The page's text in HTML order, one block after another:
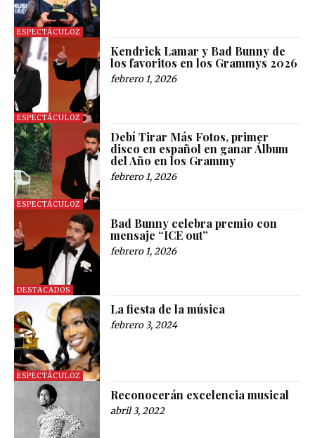
ESPECTÁCULOZ
ESPECTÁCULOZ
Kendrick Lamar y Bad Bunny de
los favoritos en los Grammys 2026
febrero 1, 2026
ESPECTÁCULOZ
Debí Tirar Más Fotos, primer
disco en español en ganar Álbum
del Año en los Grammy
febrero 1, 2026
DESTACADOS
Bad Bunny celebra premio con
mensaje “ICE out”
febrero 1, 2026
ESPECTÁCULOZ
La fiesta de la música
febrero 3, 2024
Reconocerán excelencia musical
abril 3, 2022